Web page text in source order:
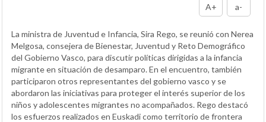
A+ a-
La ministra de Juventud e Infancia, Sira Rego, se reunió con Nerea
Melgosa, consejera de Bienestar, Juventud y Reto Demográfico
del Gobierno Vasco, para discutir políticas dirigidas a la infancia
migrante en situación de desamparo. En el encuentro, también
participaron otros representantes del gobierno vasco y se
abordaron las iniciativas para proteger el interés superior de los
niños y adolescentes migrantes no acompañados. Rego destacó
los esfuerzos realizados en Euskadi como territorio de frontera